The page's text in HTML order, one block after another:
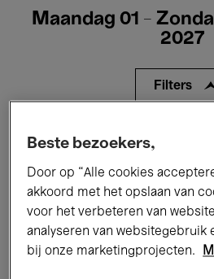
Maandag 01 -
2027
Filters
Alle evenementen
Tentoonstellingen Films
Performances Lezingen
Jazz Klassieke Muziek
Beste bezoekers,
Door op “Alle cookies
akkoord met het opslaan van
voor het verbeteren van
analyseren van websitegebruik
bij onze marketingprojecten.